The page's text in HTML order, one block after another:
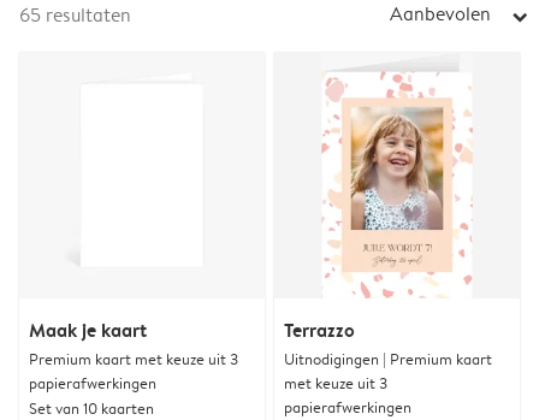
65 resultaten Aanbevolen arrow_right
Maak je kaart
Premium kaart met keuze uit 3
papierafwerkingen
Set van 10 kaarten
Terrazzo
Uitnodigingen | Premium kaart
met keuze uit 3
papierafwerkingen